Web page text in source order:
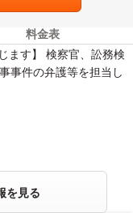
料金表
ます】 検察官、訟務検
事件の弁護等を担当し
を見る